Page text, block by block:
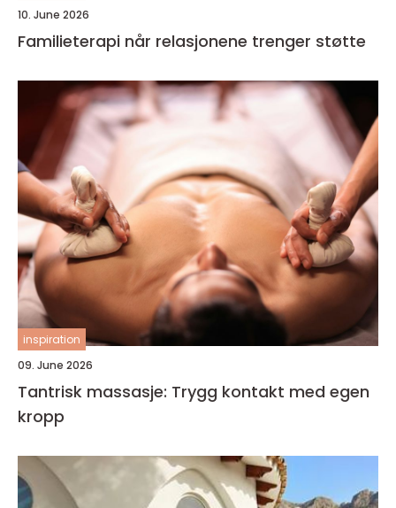
10. June 2026
Familieterapi når relasjonene trenger støtte
inspiration
09. June 2026
Tantrisk massasje: Trygg kontakt med egen
kropp